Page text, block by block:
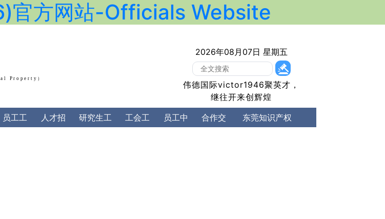
官方网站-Officials Website
OF TECHNOLOGY
Work（School of Intellectual Property）
2026年08月07日 星期五
​伟德国际victor1946聚英才，
继往开来创辉煌
员工工
人才招
研究生工
工会工
员工中
合作交
东莞知识产权